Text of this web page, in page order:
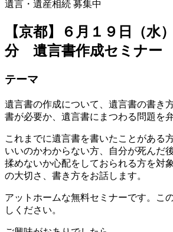
遺言・遺産相続 募集中
【京都】６月１９日（水
分 遺言書作成セミナー
テーマ
遺言書の作成について、遺言書の書き
書が必要か、遺言書にまつわる問題を
これまでに遺言書を書いたことがある
いいのかわからない方、自分が死んだ
揉めないか心配をしておられる方を対
の大切さ、書き方をお話します。
アットホームな無料セミナーです。こ
しください。